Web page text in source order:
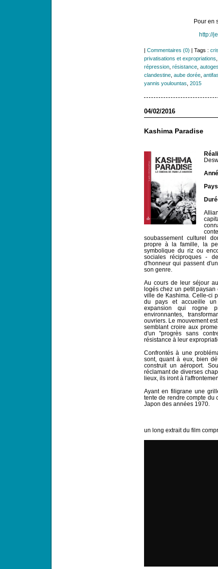
Pour en
http://
| Commentaires (0) | Tags :
privatisations et expropriations
répression, résistance,
clandestine, aube dorée,
yannis youlountas 2015
04/02/2016
Kashima Paradise
soubassement culturel
propre à la famille, la
symbolique du riz ou
sociales réciproques -
d'honneur qui passent
son genre.
Au cours de leur séjour
logés chez un petit
ville de Kashima. Celle-ci
du pays et accueille un
expansion qui rogne
environnantes,
ouvriers. Le mouvement
semblant croire aux
d'un "progrès sans
résistance à leur
Confrontés à une
sont, quant à eux, bien
construit un aéroport.
réclamant de diverses
lieux, ils iront à
Ayant en filigrane une
tente de rendre compte du
Japon des années 1970.
un long extrait du film